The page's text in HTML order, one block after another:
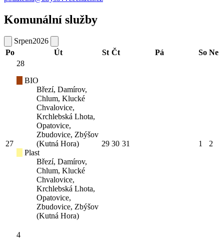
Komunální služby
Srpen2026
Po
Út St Čt Pá So Ne
27
28
BIO
Březí, Damírov,
Chlum, Klucké
Chvalovice,
Krchlebská Lhota,
Opatovice,
Zbudovice, Zbýšov
(Kutná Hora)
Plast
Březí, Damírov,
Chlum, Klucké
Chvalovice,
Krchlebská Lhota,
Opatovice,
Zbudovice, Zbýšov
(Kutná Hora)
29 30 31 1 2
4